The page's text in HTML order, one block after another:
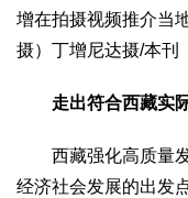
增在拍摄视频推介当
摄）丁增尼达摄/本刊
走出符合西藏实
西藏强化高质量发
经济社会发展的出发